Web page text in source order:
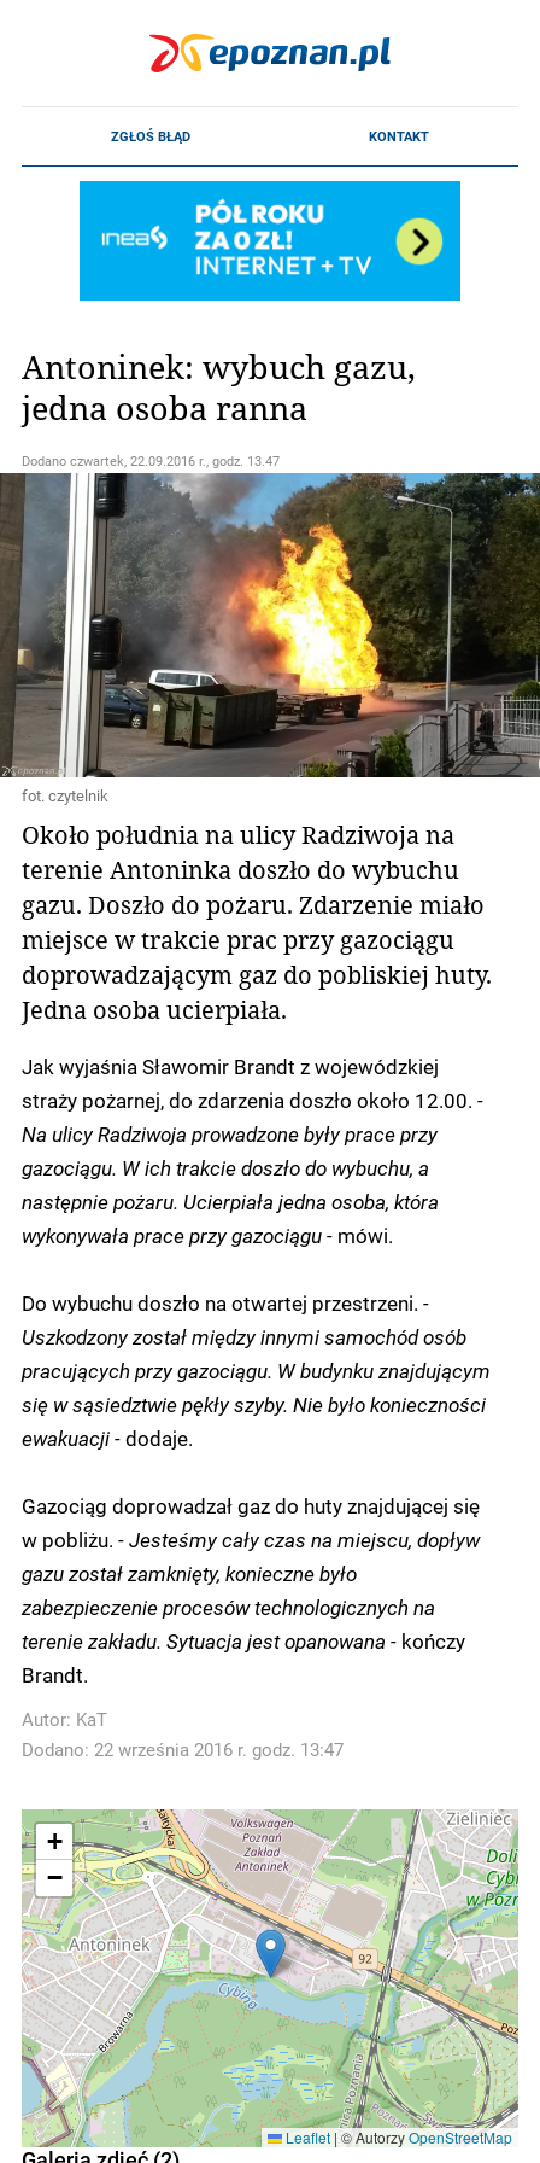
Antoninek: wybuch gazu,
jedna osoba ranna
Dodano czwartek, 22.09.2016 r., godz. 13.47
fot. czytelnik
Około południa na ulicy Radziwoja na
terenie Antoninka doszło do wybuchu
gazu. Doszło do pożaru. Zdarzenie miało
miejsce w trakcie prac przy gazociągu
doprowadzającym gaz do pobliskiej huty.
Jedna osoba ucierpiała.
Jak wyjaśnia Sławomir Brandt z wojewódzkiej
straży pożarnej, do zdarzenia doszło około 12.00. -
Na ulicy Radziwoja prowadzone były prace przy
gazociągu. W ich trakcie doszło do wybuchu, a
następnie pożaru. Ucierpiała jedna osoba, która
wykonywała prace przy gazociągu - mówi.
Do wybuchu doszło na otwartej przestrzeni. -
Uszkodzony został między innymi samochód osób
pracujących przy gazociągu. W budynku znajdującym
się w sąsiedztwie pękły szyby. Nie było konieczności
ewakuacji -dodaje.
Gazociąg doprowadzał gaz do huty znajdującej się
w pobliżu. - Jesteśmy cały czas na miejscu, dopływ
gazu został zamknięty, konieczne było
zabezpieczenie procesów technologicznych na
terenie zakładu. Sytuacja jest opanowana - kończy
Brandt.
Autor: KaT
Dodano: 22 września 2016 r. godz. 13:47
+
−
Leaflet |© AutorzyOpenStreetMap